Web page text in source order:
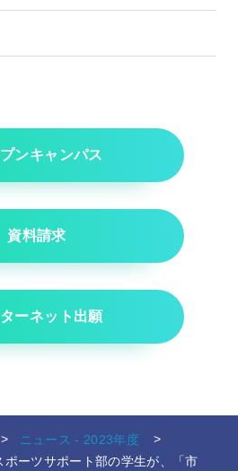
ンキャンパス
資料請求
ーネット出願
ニュース - 2023年度
ーツサポート部の学生が、「市